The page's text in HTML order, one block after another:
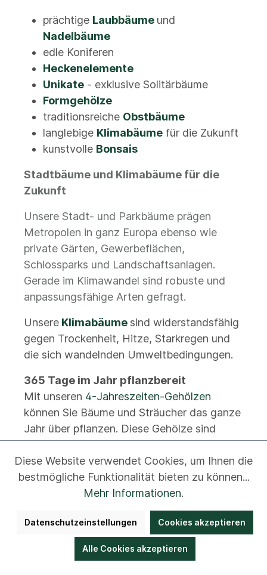
prächtige Laubbäume und
Nadelbäume
edle Koniferen
Heckenelemente
Unikate - exklusive Solitärbäume
Formgehölze
traditionsreiche Obstbäume
langlebige Klimabäume für die Zukunft
kunstvolle Bonsais
Stadtbäume und Klimabäume für die
Zukunft
Unsere Stadt- und Parkbäume prägen
Metropolen in ganz Europa ebenso wie
private Gärten, Gewerbeflächen,
Schlossparks und Landschaftsanlagen.
Gerade im Klimawandel sind robuste und
anpassungsfähige Arten gefragt.
Unsere Klimabäume sind widerstandsfähig
gegen Trockenheit, Hitze, Starkregen und
die sich wandelnden Umweltbedingungen.
365 Tage im Jahr pflanzbereit
Mit unseren 4-Jahreszeiten-Gehölzen
können Sie Bäume und Sträucher das ganze
Jahr über pflanzen. Diese Gehölze sind
optimal vorbereitet und werden auf Wunsch
auch in dekorativen Erlenholzgefäßen
geliefert – ein Blickfang für Garten, Terrasse
oder Eingangsbereich.
Besuchen Sie die Baumschule Lorenz von
Diese Website verwendet Cookies, um Ihnen die
bestmögliche Funktionalität bieten zu können...
Mehr Informationen.
Datenschutzeinstellungen Cookies akzeptieren
Alle Cookies akzeptieren